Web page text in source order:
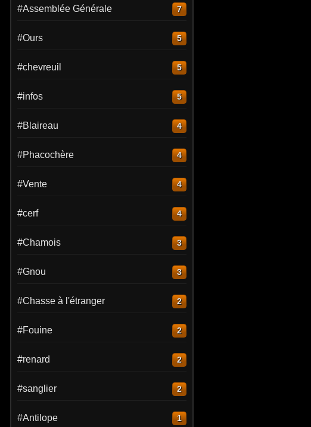
#Assemblée Générale 7
#Ours 5
#chevreuil 5
#infos 5
#Blaireau 4
#Phacochère 4
#Vente 4
#cerf 4
#Chamois 3
#Gnou 3
#Chasse à l'étranger 2
#Fouine 2
#renard 2
#sanglier 2
#Antilope 1